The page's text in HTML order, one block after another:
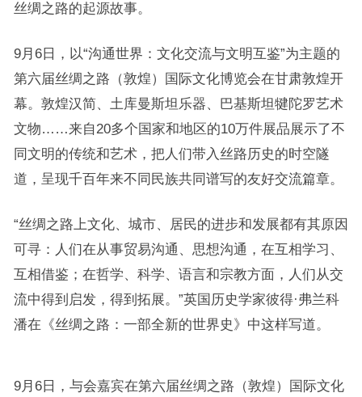
丝绸之路的起源故事。
9月6日，以“沟通世界：文化交流与文明互鉴”为主题的
第六届丝绸之路（敦煌）国际文化博览会在甘肃敦煌开
幕。敦煌汉简、土库曼斯坦乐器、巴基斯坦犍陀罗艺术
文物……来自20多个国家和地区的10万件展品展示了不
同文明的传统和艺术，把人们带入丝路历史的时空隧
道，呈现千百年来不同民族共同谱写的友好交流篇章。
“丝绸之路上文化、城市、居民的进步和发展都有其原因
可寻：人们在从事贸易沟通、思想沟通，在互相学习、
互相借鉴；在哲学、科学、语言和宗教方面，人们从交
流中得到启发，得到拓展。”英国历史学家彼得·弗兰科
潘在《丝绸之路：一部全新的世界史》中这样写道。
9月6日，与会嘉宾在第六届丝绸之路（敦煌）国际文化